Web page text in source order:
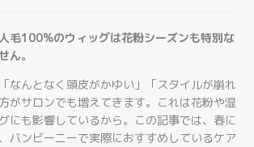
毛100%のウィッグは花粉シーズンも特別な
ん。
なんとなく頭皮がかゆい」「スタイルが崩れ
がサロンでも増えてきます。これは花粉や湿
にも影響しているから。この記事では、春に
バンビーニーで実際におすすめしているケア